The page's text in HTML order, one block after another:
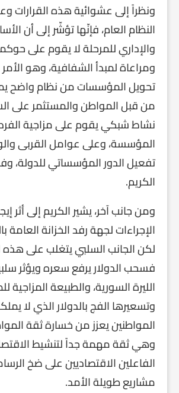
ونظراً إلى عشوائية هذه القرارات
النظام العام، فإنّها تؤشّر إلى أن
والإداري للمرحلة لا يقوم على
ومراعاة لمبدأ الشفافية، وهو
تحويل المؤسسات من نظام واضح
من قبل المواطن والمستثمر على
نشاط شبكي يقوم على مزاجية الفرد
المؤسسة، وعلى عوامل القربى
تفعيل الدور المؤسساتي للدولة،
الكريم.
ومن جانب آخر، يشير الكريم إلى أثر
الإجراءات لجهة رفد الخزانة العامة
لكن الجانب السلبي يتغلب على هذه
فسحب الدولار يرفع سعره ويؤثر
الليرة السورية، والطبيعة المزاجية
وتسعيرها الفج بالدولار الذي لا
المواطنين يعزز من خسارة ثقة
وهي ثقة مهمة جداً لتنشيط
الفاعلين الاقتصاديين على ضخ
مشاريع طويلة الأمد.